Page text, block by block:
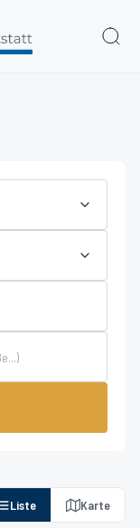
Liste Karte